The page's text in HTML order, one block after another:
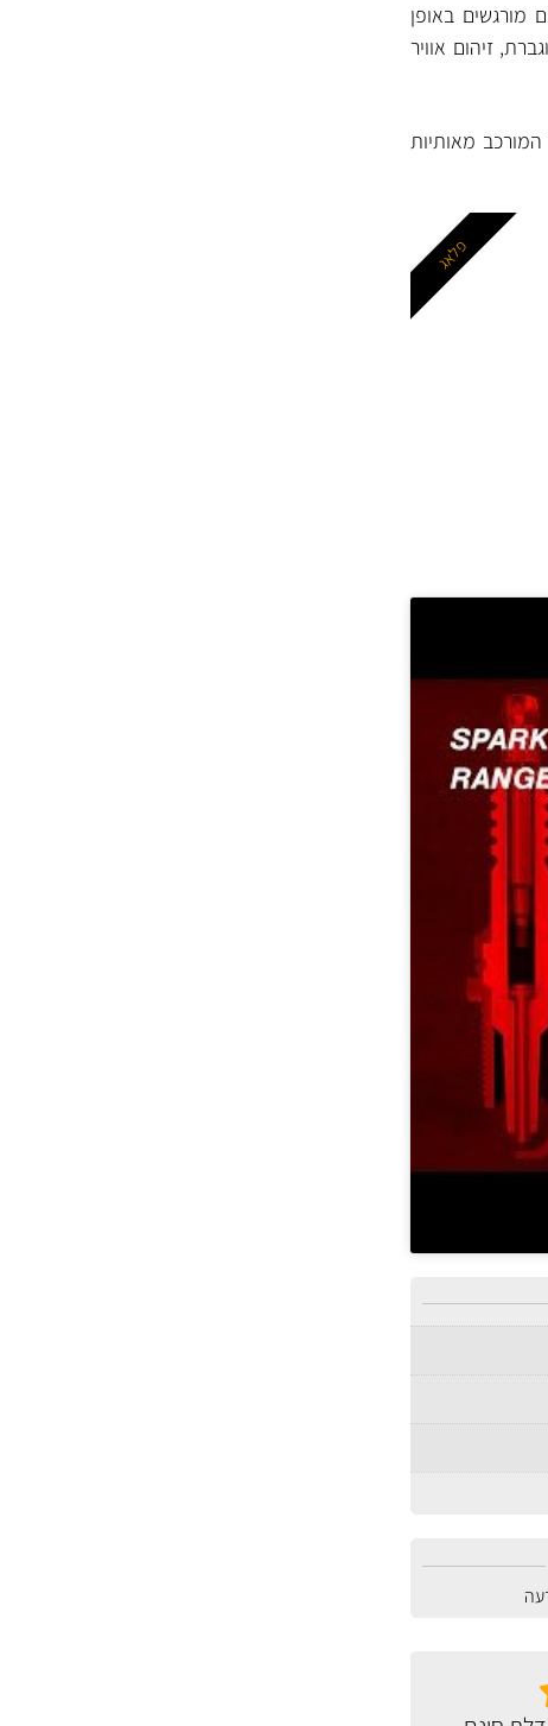
מורגשים באופן
זיהום אוויר
לכל מצת NGK מוצמד Stock No (מק"ט יצרן המורכב מ- 4 או 5 ספרות) וקוד סוג (קוד Type המורכב מאותיות
פלאג